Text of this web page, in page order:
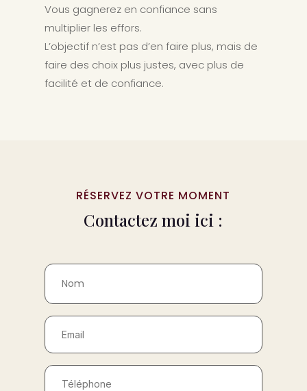
Vous gagnerez en confiance sans
multiplier les effors.
L’objectif n’est pas d’en faire plus, mais de
faire des choix plus justes, avec plus de
facilité et de confiance.
RÉSERVEZ VOTRE MOMENT
Contactez moi ici :